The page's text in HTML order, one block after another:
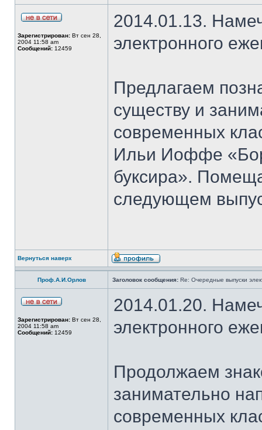
Зарегистрирован: Вт сен 28,
2004 11:58 am
Сообщений: 12459
2014.01.13.
электронного
Предлагаем
существу и
современных
Ильи Иоффе
буксира».
следующем
Вернуться наверх
Проф.А.И.Орлов Заголовок сообщения: Re: Очередные выпуски
Зарегистрирован: Вт сен 28,
2004 11:58 am
Сообщений: 12459
2014.01.20.
электронного
Продолжаем
занимательно
современных